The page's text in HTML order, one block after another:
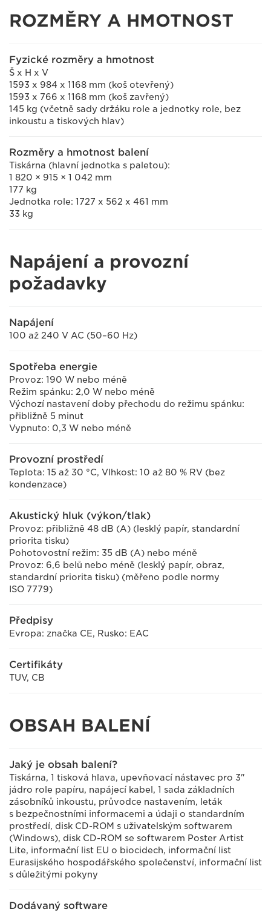
ROZMĚRY A HMOTNOST
Fyzické rozměry a hmotnost
Š x H x V
1593 x 984 x 1168 mm (koš otevřený)
1593 x 766 x 1168 mm (koš zavřený)
145 kg (včetně sady držáku role a jednotky role, bez
inkoustu a tiskových hlav)
Rozměry a hmotnost balení
Tiskárna (hlavní jednotka s paletou):
1 820 × 915 × 1 042 mm
177 kg
Jednotka role: 1727 x 562 x 461 mm
33 kg
Napájení a provozní
požadavky
Napájení
100 až 240 V AC (50–60 Hz)
Spotřeba energie
Provoz: 190 W nebo méně
Režim spánku: 2,0 W nebo méně
Výchozí nastavení doby přechodu do režimu spánku:
přibližně 5 minut
Vypnuto: 0,3 W nebo méně
Provozní prostředí
Teplota: 15 až 30 °C, Vlhkost: 10 až 80 % RV (bez
kondenzace)
Akustický hluk (výkon/tlak)
Provoz: přibližně 48 dB (A) (lesklý papír, standardní
priorita tisku)
Pohotovostní režim: 35 dB (A) nebo méně
Provoz: 6,6 belů nebo méně (lesklý papír, obraz,
standardní priorita tisku) (měřeno podle normy
ISO 7779)
Předpisy
Evropa: značka CE, Rusko: EAC
Certifikáty
TUV, CB
OBSAH BALENÍ
Jaký je obsah balení?
Tiskárna, 1 tisková hlava, upevňovací nástavec pro 3"
jádro role papíru, napájecí kabel, 1 sada základních
zásobníků inkoustu, průvodce nastavením, leták
s bezpečnostními informacemi a údaji o standardním
prostředí, disk CD-ROM s uživatelským softwarem
(Windows), disk CD-ROM se softwarem Poster Artist
Lite, informační list EU o biocidech, informační list
Eurasijského hospodářského společenství, informační list
s důležitými pokyny
Dodávaný software